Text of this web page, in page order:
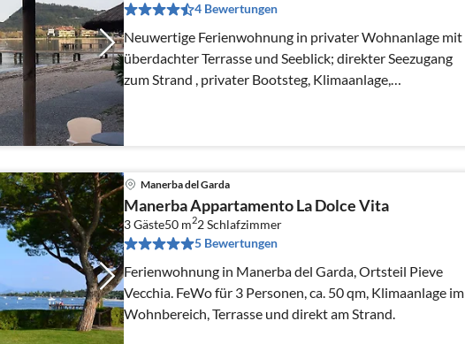
4 Bewertungen
Neuwertige Ferienwohnung in privater Wohnanlage mit
überdachter Terrasse und Seeblick; direkter Seezugang
zum Strand , privater Bootsteg, Klimaanlage,
Privatparkplatz
Manerba del Garda
Manerba Appartamento La Dolce Vita
3 Gäste50 m22Schlafzimmer
5 Bewertungen
Ferienwohnung in Manerba del Garda, Ortsteil Pieve
Vecchia. FeWo für 3 Personen, ca. 50 qm, Klimaanlage im
Wohnbereich, Terrasse und direkt am Strand.